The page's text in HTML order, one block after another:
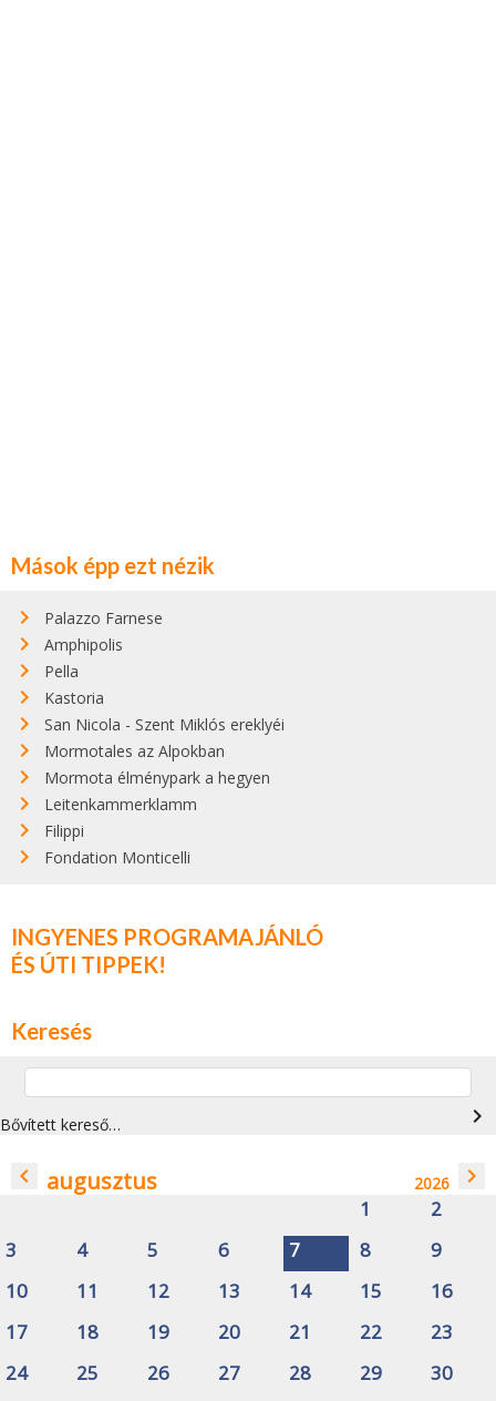
Mások épp ezt nézik
Palazzo Farnese
Amphipolis
Pella
Kastoria
San Nicola - Szent Miklós ereklyéi
Mormotales az Alpokban
Mormota élménypark a hegyen
Leitenkammerklamm
Filippi
Fondation Monticelli
INGYENES PROGRAMAJÁNLÓ
ÉS ÚTI TIPPEK!
Keresés
Bővített kereső… navigate_next
navigate_before augusztus 2026 navigate_next
1
2
3
4 5 6 7 8
9
10
11 12 13 14 15
16
17
18 19 20 21 22
23
24
25 26 27 28 29
30